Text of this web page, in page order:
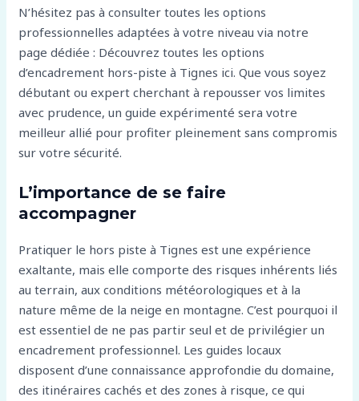
N’hésitez pas à consulter toutes les options
professionnelles adaptées à votre niveau via notre
page dédiée : Découvrez toutes les options
d’encadrement hors-piste à Tignes ici. Que vous soyez
débutant ou expert cherchant à repousser vos limites
avec prudence, un guide expérimenté sera votre
meilleur allié pour profiter pleinement sans compromis
sur votre sécurité.
L’importance de se faire
accompagner
Pratiquer le hors piste à Tignes est une expérience
exaltante, mais elle comporte des risques inhérents liés
au terrain, aux conditions météorologiques et à la
nature même de la neige en montagne. C’est pourquoi il
est essentiel de ne pas partir seul et de privilégier un
encadrement professionnel. Les guides locaux
disposent d’une connaissance approfondie du domaine,
des itinéraires cachés et des zones à risque, ce qui